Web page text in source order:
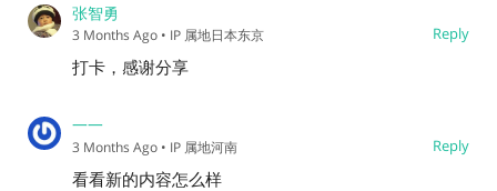
张智勇
Reply
3 Months Ago • IP 属地日本东京
打卡，感谢分享
一一
Reply
3 Months Ago • IP 属地河南
看看新的内容怎么样